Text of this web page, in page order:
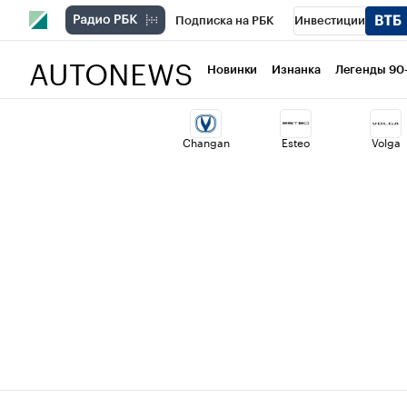
Подписка на РБК Инвестиции
Национальные проекты Город
Кредитные рейтинги Франшизы
AUTONEWS Новинки Изнанка Легенды
Changan Esteo Volga